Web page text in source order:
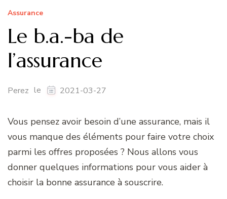
Assurance
Le b.a.-ba de
l’assurance
Perez le 2021-03-27
Vous pensez avoir besoin d’une assurance, mais il
vous manque des éléments pour faire votre choix
parmi les offres proposées ? Nous allons vous
donner quelques informations pour vous aider à
choisir la bonne assurance à souscrire.